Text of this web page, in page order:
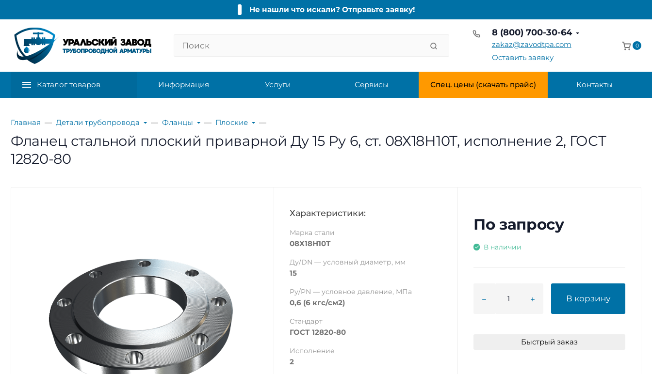
Не нашли что искали? Отправьте заявку!
8 (800) 700-30-64
zakaz@zavodtpa.com
Оставить заявку
0
Каталог товаров Информация Услуги Сервисы Спец. цены (скачать прайс) Контакты
Главная Детали трубопровода Фланцы Плоские
Фланец стальной плоский приварной Ду 15 Ру 6, ст. 08Х18Н10Т, исполнение 2, ГОСТ
12820-80
Характеристики:
Марка стали
08Х18Н10Т
Ду/DN — условный диаметр, мм
15
Ру/PN — условное давление, МПа
0,6 (6 кгс/см2)
Стандарт
ГОСТ 12820-80
Исполнение
2
По запросу
В наличии
В корзину
Быстрый заказ